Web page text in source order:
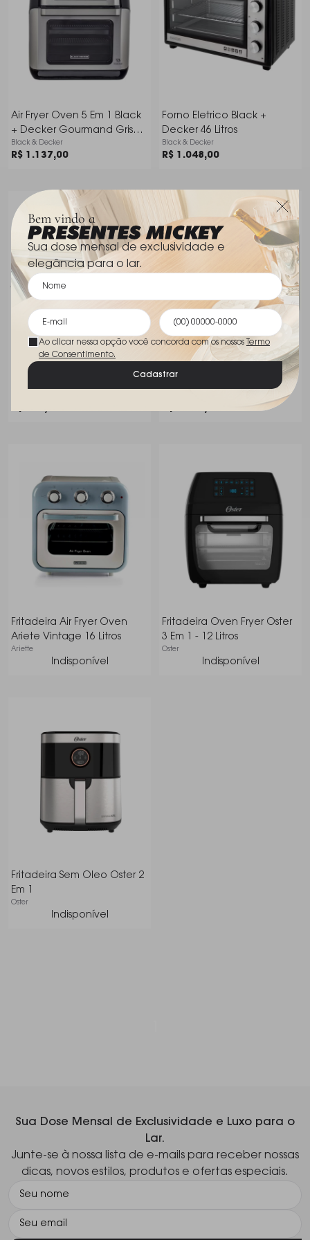
Bem vindo a
Sua dose mensal de exclusividade e
elegância para o lar.
Ao clicar nessa opção você concorda com os nossos Termo
de Consentimento.
Cadastrar
Air Fryer Oven 5 Em 1 Black
+ Decker Gourmand Gris
Afo12g
Black & Decker
R$ 1.137,00
Forno Eletrico Black +
Decker 46 Litros
Black & Decker
R$ 1.048,00
Forno Eletrico Black +
R$ 343,00
Forno Eletrico Black +
R$ 1.384,00
Fritadeira Air Fryer Oven
Ariete Vintage 16 Litros
Ariette
Indisponível
Fritadeira Oven Fryer Oster
3 Em 1 - 12 Litros
Oster
Indisponível
Fritadeira Sem Oleo Oster 2
Em 1
Oster
Indisponível
Sua Dose Mensal de Exclusividade e Luxo para o
Lar.
Junte-se à nossa lista de e-mails para receber nossas
dicas, novos estilos, produtos e ofertas especiais.